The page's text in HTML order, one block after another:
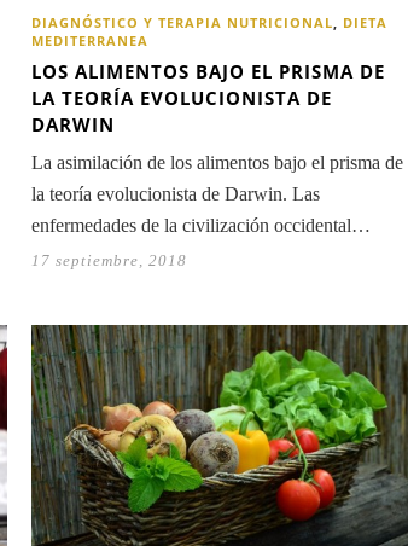
DIAGNÓSTICO Y TERAPIA NUTRICIONAL, DIETA
MEDITERRANEA
LOS ALIMENTOS BAJO EL PRISMA DE
LA TEORÍA EVOLUCIONISTA DE
DARWIN
La asimilación de los alimentos bajo el prisma de
la teoría evolucionista de Darwin. Las
enfermedades de la civilización occidental…
17 septiembre, 2018